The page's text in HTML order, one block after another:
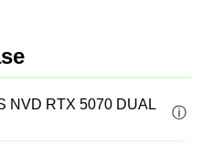
NVD RTX 5070 DUAL